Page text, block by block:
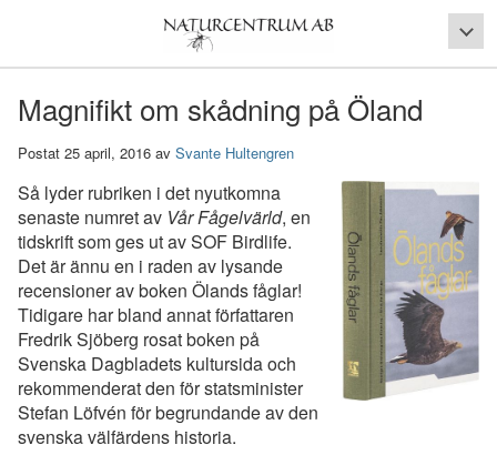
Magnifikt om skådning på Öland
Postat 25 april, 2016 av Svante Hultengren
Så lyder rubriken i det nyutkomna
senaste numret av Vår Fågelvärld, en
tidskrift som ges ut av SOF Birdlife.
Det är ännu en i raden av lysande
recensioner av boken Ölands fåglar!
Tidigare har bland annat författaren
Fredrik Sjöberg rosat boken på
Svenska Dagbladets kultursida och
rekommenderat den för statsminister
Stefan Löfvén för begrundande av den
svenska välfärdens historia.